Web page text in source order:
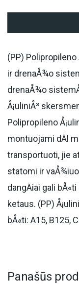
(PP) Polipropileno
ir drenaÅ¾o
drenaÅ¾o
Å¡uliniÅ³
Polipropileno
montuojami dÄl
transportuoti, jie
statomi ir
dangÄiai gali
ketaus. (PP)
bÅ«ti: A15, B125,
Panašūs